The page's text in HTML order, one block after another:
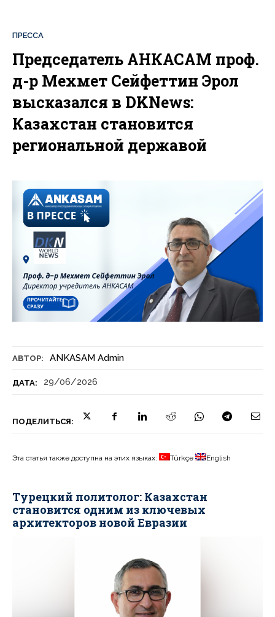
АВТОР: ANKASAM Admin
ДАТА: 29/06/2026
ПОДЕЛИТЬСЯ:
ПРЕССА
Председатель АНКАСАМ проф.
д-р Мехмет Сейфеттин Эрол
высказался в DKNews:
Казахстан становится
региональной державой
Эта статья также доступна на этих языках: Türkçe English
Турецкий политолог: Казахстан
становится одним из ключевых
архитекторов новой Евразии